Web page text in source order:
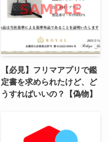
【必見】フリマアプリで鑑
定書を求められたけど、ど
うすればいいの？【偽物】